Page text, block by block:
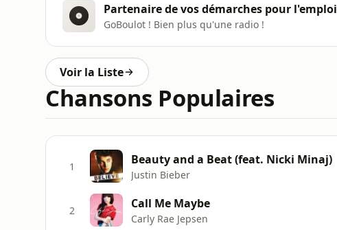
Partenaire de vos démarches pour l'emploi
GoBoulot ! Bien plus qu'une radio !
Voir la Liste
Chansons Populaires
1 Beauty and a Beat (feat. Nicki Minaj)
Justin Bieber
2 Call Me Maybe
Carly Rae Jepsen